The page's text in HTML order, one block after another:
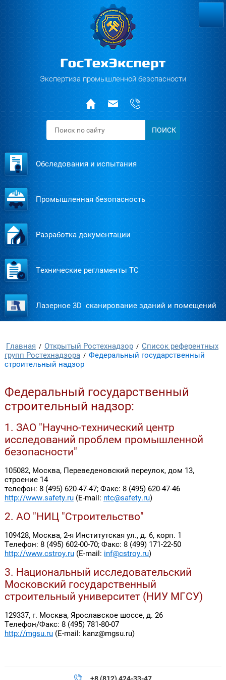
Экспертиза промышленной безопасности
ПОИСК
Обследования и испытания
Промышленная безопасность
Разработка документации
Технические регламенты ТС
Лазерное 3D сканирование зданий и помещений
Главная / Открытый Ростехнадзор / Список референтных
групп Ростехнадзора / Федеральный государственный
строительный надзор
Федеральный государственный
строительный надзор:
1. ЗАО "Научно-технический центр
исследований проблем промышленной
безопасности"
105082, Москва, Переведеновский переулок, дом 13,
строение 14
телефон: 8 (495) 620-47-47; Факс: 8 (495) 620-47-46
http://www.safety.ru(E-mail: ntc@safety.ru)
2. АО "НИЦ "Строительство"
109428, Москва, 2-я Институтская ул., д. 6, корп. 1
Телефон: 8 (495) 602-00-70; Факс: 8 (499) 171-22-50
http://www.cstroy.ru(E-mail: inf@cstroy.ru)
3. Национальный исследовательский
Московский государственный
строительный университет (НИУ МГСУ)
129337, г. Москва, Ярославское шоссе, д. 26
Телефон/Факс: 8 (495) 781-80-07
http://mgsu.ru(E-mail: kanz@mgsu.ru)